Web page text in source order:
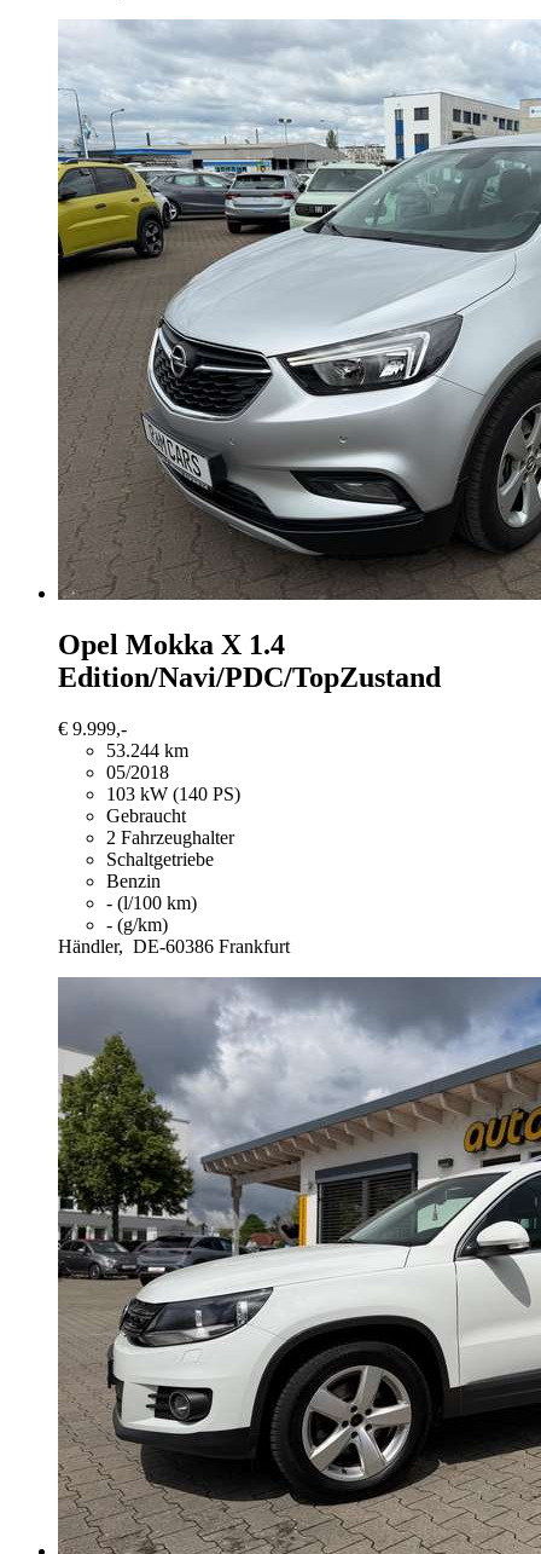
Opel Mokka X 1.4
Edition/Navi/PDC/TopZustand
€ 9.999,-
53.244 km
05/2018
103 kW (140 PS)
Gebraucht
2 Fahrzeughalter
Schaltgetriebe
Benzin
- (l/100 km)
- (g/km)
Händler, DE-60386 Frankfurt